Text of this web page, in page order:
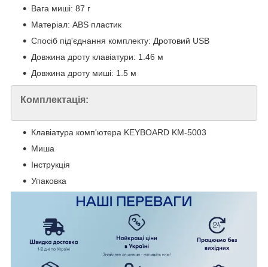
Вага миші: 87 г
Матеріал: ABS пластик
Спосіб під'єднання комплекту: Дротовий USB
Довжина дроту клавіатури: 1.46 м
Довжина дроту миші: 1.5 м
Комплектація:
Клавіатура комп'ютера KEYBOARD KM-5003
Миша
Інструкція
Упаковка